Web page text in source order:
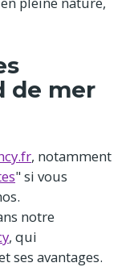
de mer
, notamment
" si vous
notre
, qui
ses avantages.